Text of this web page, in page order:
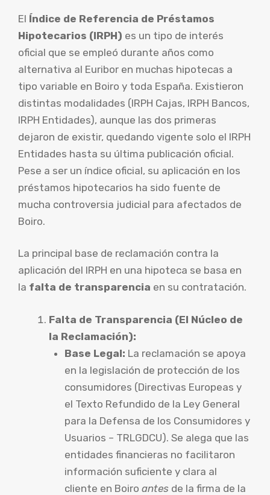
El Índice de Referencia de Préstamos
Hipotecarios (IRPH) es un tipo de interés
oficial que se empleó durante años como
alternativa al Euribor en muchas hipotecas a
tipo variable en Boiro y toda España. Existieron
distintas modalidades (IRPH Cajas, IRPH Bancos,
IRPH Entidades), aunque las dos primeras
dejaron de existir, quedando vigente solo el IRPH
Entidades hasta su última publicación oficial.
Pese a ser un índice oficial, su aplicación en los
préstamos hipotecarios ha sido fuente de
mucha controversia judicial para afectados de
Boiro.
La principal base de reclamación contra la
aplicación del IRPH en una hipoteca se basa en
la falta de transparencia en su contratación.
Falta de Transparencia (El Núcleo de
la Reclamación):
Base Legal: La reclamación se apoya
en la legislación de protección de los
consumidores (Directivas Europeas y
el Texto Refundido de la Ley General
para la Defensa de los Consumidores y
Usuarios – TRLGDCU). Se alega que las
entidades financieras no facilitaron
información suficiente y clara al
cliente en Boiro antes de la firma de la